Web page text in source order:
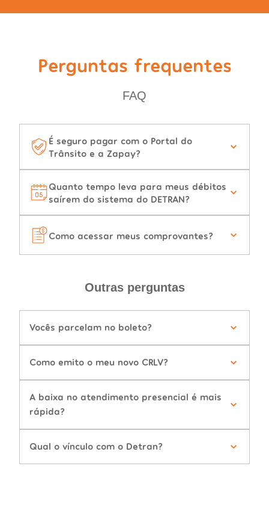
Perguntas frequentes
FAQ
É seguro pagar com o Portal do
Trânsito e a Zapay?
Quanto tempo leva para meus débitos
saírem do sistema do DETRAN?
Como acessar meus comprovantes?
Outras perguntas
Vocês parcelam no boleto?
Como emito o meu novo CRLV?
A baixa no atendimento presencial é mais
rápida?
Qual o vínculo com o Detran?